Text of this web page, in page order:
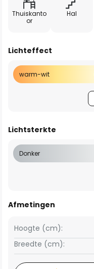
Thuiskanto
or
Hal
Lichteffect
warm-wit
Lichtsterkte
Donker
Afmetingen
Breedte (cm):
Hoogte (cm):